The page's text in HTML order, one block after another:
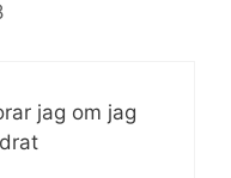
jag om jag